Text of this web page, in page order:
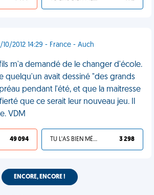
2012 14:29 - France - Auch
m'a demandé de le changer d'école.
quelqu'un avait dessiné "des grands
pendant l'été, et que la maitresse
que ce serait leur nouveau jeu. Il
VDM
49 094 TU L'AS BIEN MÉRITÉ 3 298
ENCORE, ENCORE !